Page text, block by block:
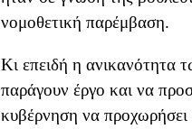
νομοθετική παρέμβαση.
Κι επειδή η ανικανότητα
παράγουν έργο και να
κυβέρνηση να